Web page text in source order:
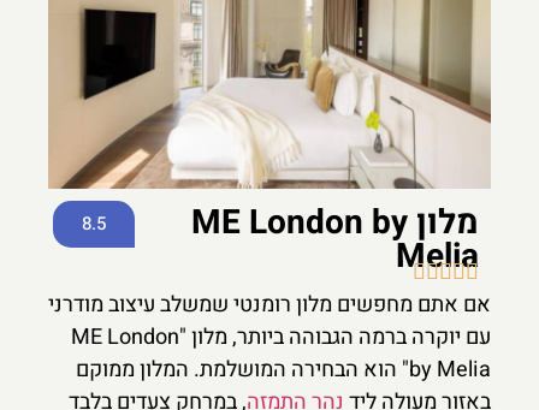
מלון ME London by
Melia
8.5



אם אתם מחפשים מלון רומנטי שמשלב עיצוב מודרני
עם יוקרה ברמה הגבוהה ביותר, מלון "ME London
by Melia" הוא הבחירה המושלמת. המלון ממוקם
באזור מעולה לידנהר התמזה, במרחק צעדים בלבד